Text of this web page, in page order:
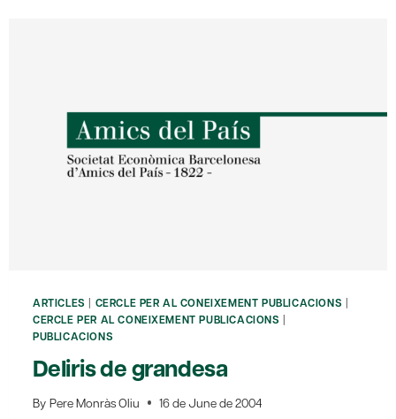
ARTICLES | CERCLE PER AL CONEIXEMENT PUBLICACIONS |
CERCLE PER AL CONEIXEMENT PUBLICACIONS |
PUBLICACIONS
Deliris de grandesa
By Pere Monràs Oliu 16 de June de 2004